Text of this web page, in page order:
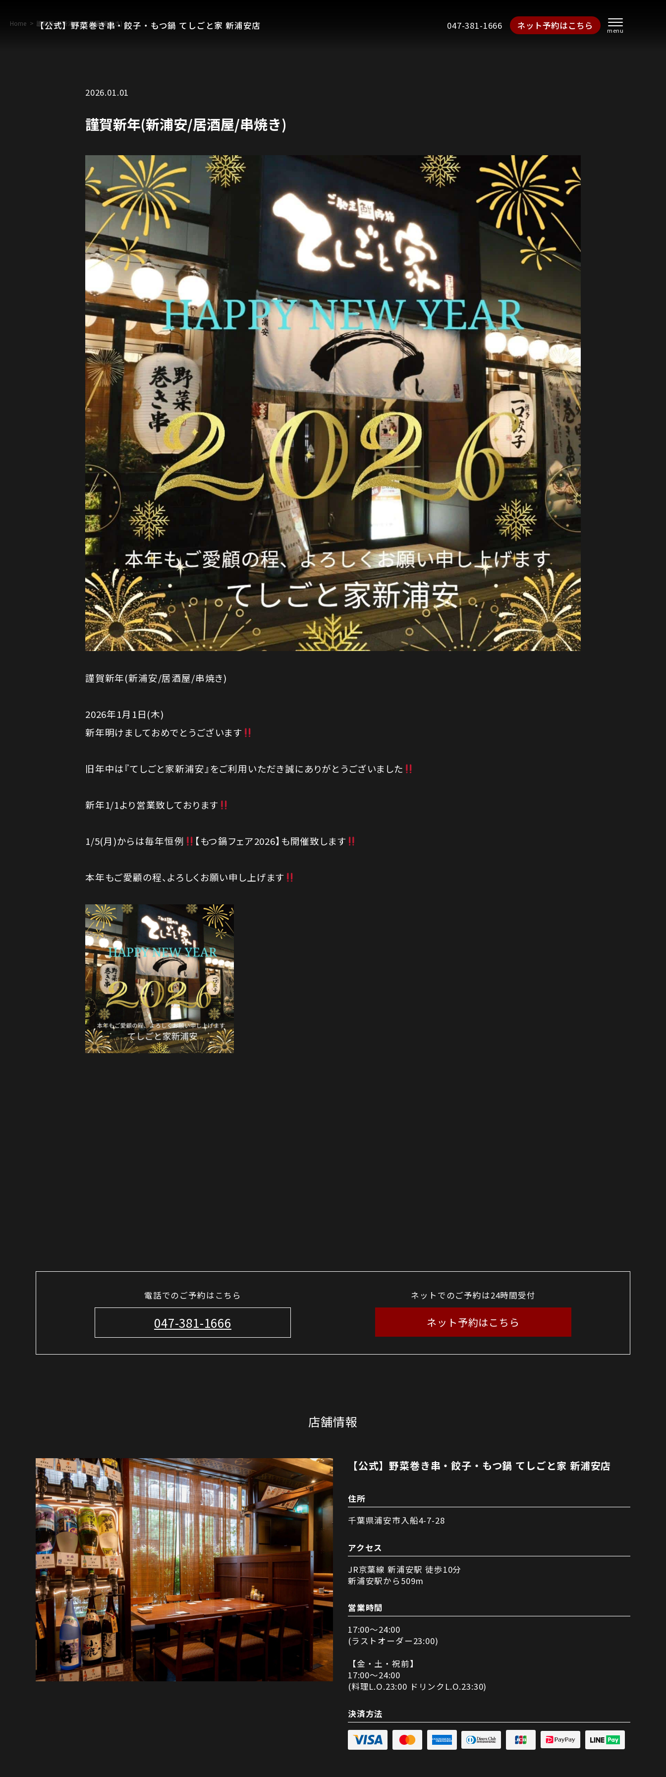
【公式】野菜巻き串・餃子・もつ鍋 てしごと家 新浦安店 047-381-1666 ネット予約はこちら
Home 謹賀新年(新浦安/居酒屋/串焼き)
2026.01.01
謹賀新年(新浦安/居酒屋/串焼き)
謹賀新年(新浦安/居酒屋/串焼き)
2026年1月1日(木)
新年明けましておめでとうございます
旧年中は『てしごと家新浦安』をご利用いただき誠にありがとうございました
新年1/1より営業致しております
1/5(月)からは毎年恒例 【もつ鍋フェア2026】も開催致します
本年もご愛顧の程、よろしくお願い申し上げます
電話でのご予約はこちら
047-381-1666
ネットでのご予約は24時間受付
ネット予約はこちら
店舗情報
【公式】野菜巻き串・餃子・もつ鍋 てしごと家 新浦安店
住所
千葉県浦安市入船4-7-28
アクセス
JR京葉線 新浦安駅 徒歩10分
新浦安駅から509m
営業時間
17:00～24:00
(ラストオーダー23:00)
【金・土・祝前】
17:00～24:00
(料理L.O.23:00 ドリンクL.O.23:30)
決済方法